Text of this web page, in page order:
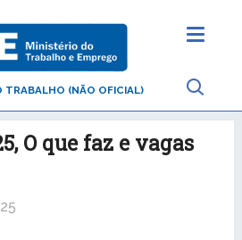
TRABALHO (NÃO OFICIAL)
O que faz e vagas